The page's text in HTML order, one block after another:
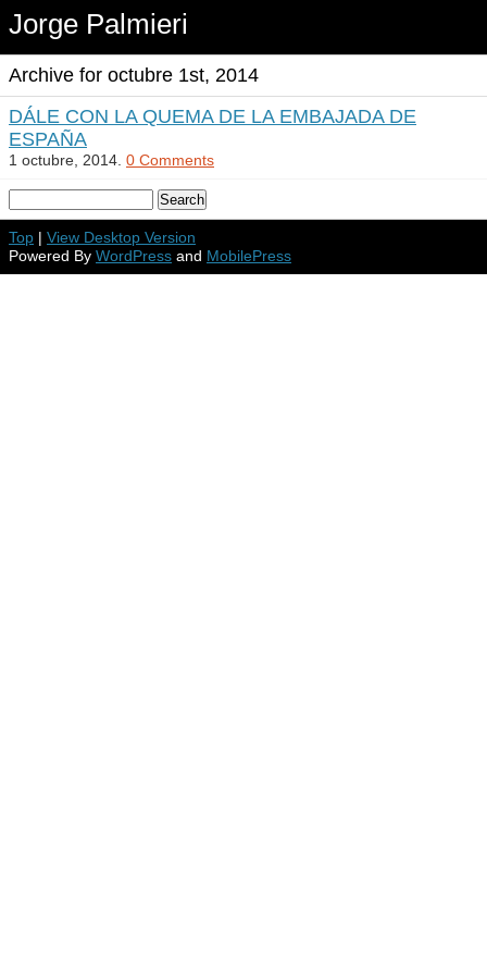
Jorge Palmieri
Archive for octubre 1st, 2014
DÁLE CON LA QUEMA DE LA EMBAJADA DE
ESPAÑA
1 octubre, 2014. 0 Comments
Top | View Desktop Version
Powered By WordPress and MobilePress